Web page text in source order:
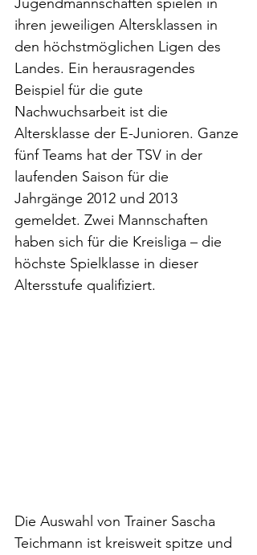
ihren jeweiligen Altersklassen in
den höchstmöglichen Ligen des
Landes. Ein herausragendes
Beispiel für die gute
Nachwuchsarbeit ist die
Altersklasse der E-Junioren. Ganze
fünf Teams hat der TSV in der
laufenden Saison für die
Jahrgänge 2012 und 2013
gemeldet. Zwei Mannschaften
haben sich für die Kreisliga – die
höchste Spielklasse in dieser
Altersstufe qualifiziert.
Die Auswahl von Trainer Sascha
Teichmann ist kreisweit spitze und